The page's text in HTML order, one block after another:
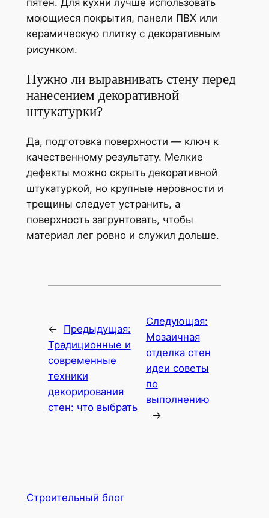
моющиеся покрытия, панели ПВХ или
керамическую плитку с декоративным
рисунком.
Нужно ли выравнивать стену перед
нанесением декоративной
штукатурки?
Да, подготовка поверхности — ключ к
качественному результату. Мелкие
дефекты можно скрыть декоративной
штукатуркой, но крупные неровности и
трещины следует устранить, а
поверхность загрунтовать, чтобы
материал лег ровно и служил дольше.
←
Предыдущая:
Традиционные и
современные
техники
декорирования
стен: что выбрать
Следующая:
Мозаичная
отделка стен
идеи советы
по
выполнению
→
Строительный блог